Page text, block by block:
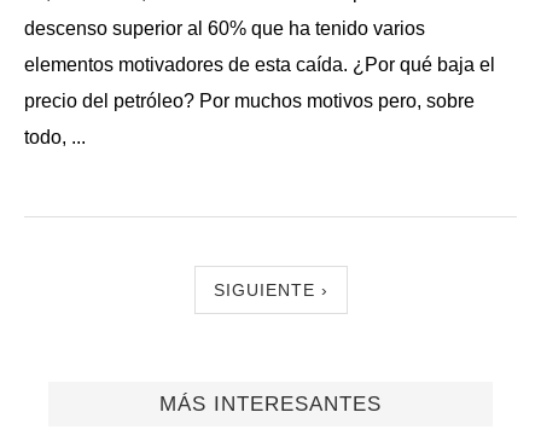
descenso superior al 60% que ha tenido varios
elementos motivadores de esta caída. ¿Por qué baja el
precio del petróleo? Por muchos motivos pero, sobre
todo, ...
SIGUIENTE ›
MÁS INTERESANTES